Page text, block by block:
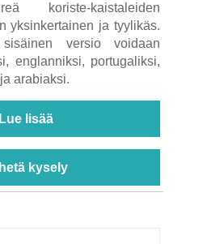
koriste-kaistaleiden
yksinkertainen ja tyylikäs.
versio voidaan
englanniksi, portugaliksi,
arabiaksi.
Lue lisää
kysely